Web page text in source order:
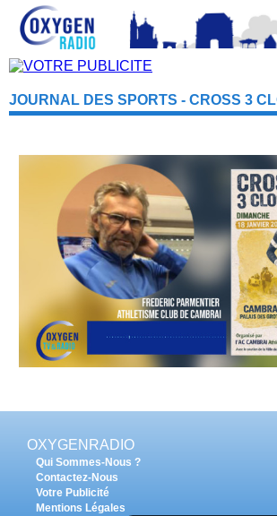
JOURNAL DES SPORTS - CROSS 3
OXYGENRADIO
Qui Sommes-Nous ?
Contactez-Nous
Votre Publicité
Mentions Légales